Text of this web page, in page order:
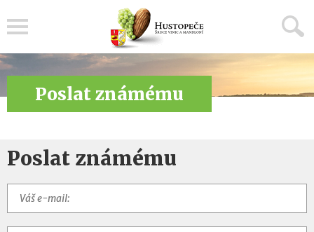
Poslat známému
Poslat známému